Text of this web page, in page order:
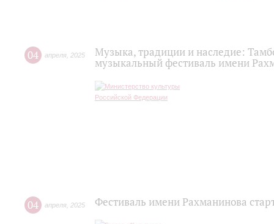
04 апреля 2025
Музыка, традиции и наследие:
музыкальный фестиваль имени
04 апреля 2025 Фестиваль имени Рахманинова